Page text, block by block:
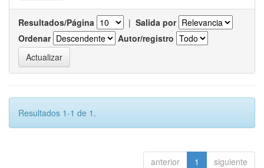
Resultados/Página | Salida por
Ordenar
Autor/registro
Resultados 1-1 de 1.
anterior 1 siguiente